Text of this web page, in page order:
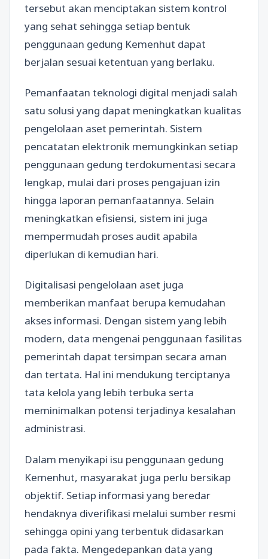
tersebut akan menciptakan sistem kontrol
yang sehat sehingga setiap bentuk
penggunaan gedung Kemenhut dapat
berjalan sesuai ketentuan yang berlaku.
Pemanfaatan teknologi digital menjadi salah
satu solusi yang dapat meningkatkan kualitas
pengelolaan aset pemerintah. Sistem
pencatatan elektronik memungkinkan setiap
penggunaan gedung terdokumentasi secara
lengkap, mulai dari proses pengajuan izin
hingga laporan pemanfaatannya. Selain
meningkatkan efisiensi, sistem ini juga
mempermudah proses audit apabila
diperlukan di kemudian hari.
Digitalisasi pengelolaan aset juga
memberikan manfaat berupa kemudahan
akses informasi. Dengan sistem yang lebih
modern, data mengenai penggunaan fasilitas
pemerintah dapat tersimpan secara aman
dan tertata. Hal ini mendukung terciptanya
tata kelola yang lebih terbuka serta
meminimalkan potensi terjadinya kesalahan
administrasi.
Dalam menyikapi isu penggunaan gedung
Kemenhut, masyarakat juga perlu bersikap
objektif. Setiap informasi yang beredar
hendaknya diverifikasi melalui sumber resmi
sehingga opini yang terbentuk didasarkan
pada fakta. Mengedepankan data yang